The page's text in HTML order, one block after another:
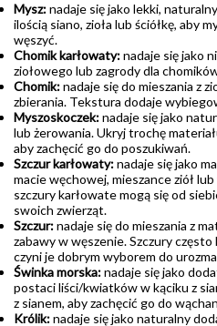
Mysz:nadaje się jako lekki,
ilością siano, zioła lub ściółkę, aby
węszyć.
Chomik karłowaty:nadaje się jako
ziołowego lub zagrody dla
Chomik:nadaje się do mieszania z
zbierania. Tekstura dodaje
Myszoskoczek:nadaje się jako
lub żerowania. Ukryj trochę
aby zachęcić go do poszukiwań.
Szczur karłowaty:nadaje się jako
macie węchowej, mieszance ziół
szczury karłowate mogą się od
swoich zwierząt.
Szczur:nadaje się do mieszania z
zabawy w węszenie. Szczury
czyni je dobrym wyborem do
Świnka morska:nadaje się jako
postaci liści/kwiatków w kąciku z
z sianem, aby zachęcić go do
Królik:nadaje się jako naturalny